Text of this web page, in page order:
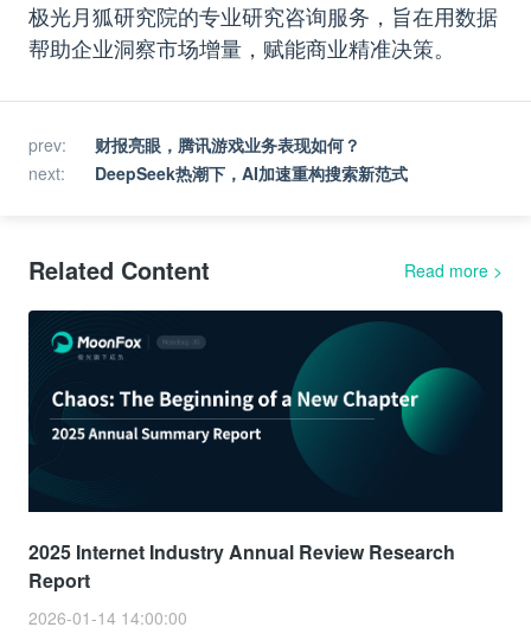
极光月狐研究院的专业研究咨询服务，旨在用数据
帮助企业洞察市场增量，赋能商业精准决策。
prev:
财报亮眼，腾讯游戏业务表现如何？
next: DeepSeek热潮下，AI加速重构搜索新范式
Related Content Read more >
2025 Internet Industry Annual Review Research
Report
2026-01-14 14:00:00